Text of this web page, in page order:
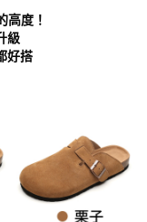
易相關給付款項請求債
用戶狀況，依本公司即
，本公司將視審查結果
發現惡意使用之情形，
並採取法律行動。
高度！
級
好搭